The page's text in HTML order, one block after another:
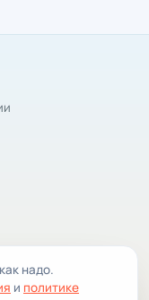
надо.
и политике